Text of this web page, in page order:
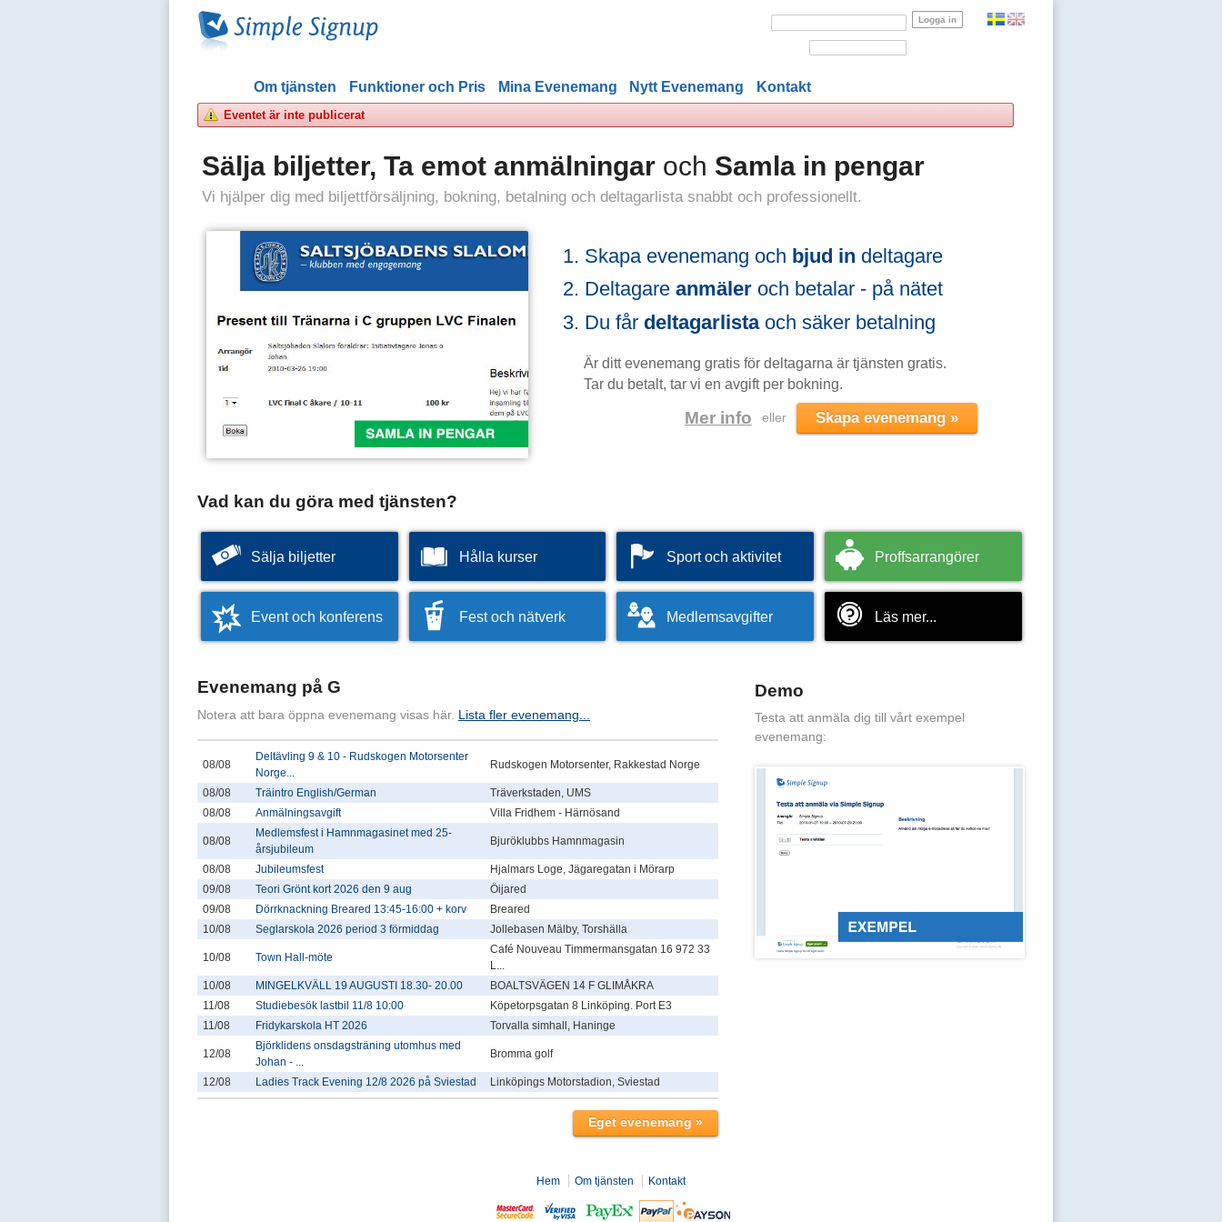
Om tjänsten Funktioner och Pris Mina Evenemang Nytt Evenemang Kontakt
Eventet är inte publicerat
Sälja biljetter, Ta emot anmälningar och Samla in pengar
Vi hjälper dig med biljettförsäljning, bokning, betalning och deltagarlista snabbt och professionellt.
Skapa evenemang och bjud in deltagare
Deltagare anmäleroch betalar - på nätet
Du får deltagarlistaoch säker betalning
Är ditt evenemang gratis för deltagarna är tjänsten gratis.
Tar du betalt, tar vi en avgift per bokning.
Mer info eller
Vad kan du göra med tjänsten?
Sälja biljetter Hålla kurser Sport och aktivitet Proffsarrangörer
Event och konferens Fest och nätverk Medlemsavgifter Läs mer...
Evenemang på G
Notera att bara öppna evenemang visas här. Lista fler evenemang...
08/08
Deltävling 9 & 10 - Rudskogen Motorsenter
Norge...
Rudskogen Motorsenter, Rakkestad Norge
08/08 Träintro English/German
Träverkstaden, UMS
08/08
Anmälningsavgift Villa Fridhem - Härnösand
08/08
Medlemsfest i Hamnmagasinet med 25-
årsjubileum
Bjuröklubbs Hamnmagasin
08/08 Jubileumsfest
Hjalmars Loge, Jägaregatan i Mörarp
09/08
Teori Grönt kort 2026 den 9 aug
Öijared
09/08
Dörrknackning Breared 13:45-16:00 + korv
Breared
10/08
Seglarskola 2026 period 3 förmiddag Jollebasen Mälby, Torshälla
10/08 Town Hall-möte
Café Nouveau Timmermansgatan 16 972 33
L...
10/08
MINGELKVÄLL 19 AUGUSTI 18.30- 20.00
BOALTSVÄGEN 14 F GLIMÅKRA
11/08
Studiebesök lastbil 11/8 10:00
Köpetorpsgatan 8 Linköping. Port E3
11/08
Fridykarskola HT 2026 Torvalla simhall, Haninge
12/08
Björklidens onsdagsträning utomhus med
Johan - ...
Bromma golf
12/08 Ladies Track Evening 12/8 2026 på Sviestad Linköpings Motorstadion, Sviestad
Demo
Testa att anmäla dig till vårt exempel
evenemang:
Hem Om tjänsten Kontakt